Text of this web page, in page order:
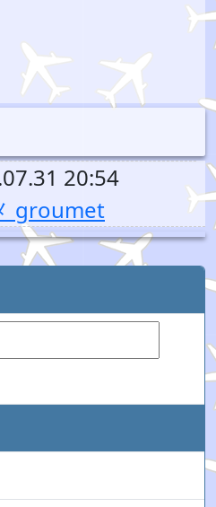
20:54
groumet